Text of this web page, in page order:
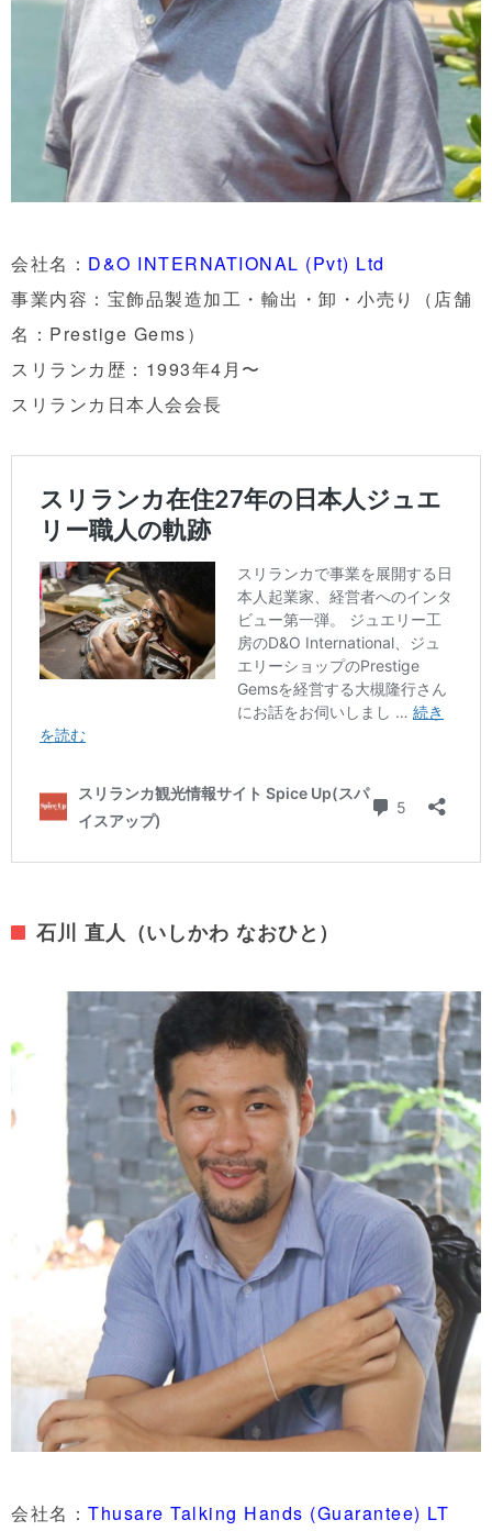
会社名： D&O INTERNATIONAL (Pvt) Ltd
事業内容：宝飾品製造加工・輸出・卸・小売り（店舗
名：Prestige Gems）
スリランカ歴：1993年4月〜
スリランカ日本人会会長
石川 直人（いしかわ なおひと）
会社名： Thusare Talking Hands (Guarantee) LT